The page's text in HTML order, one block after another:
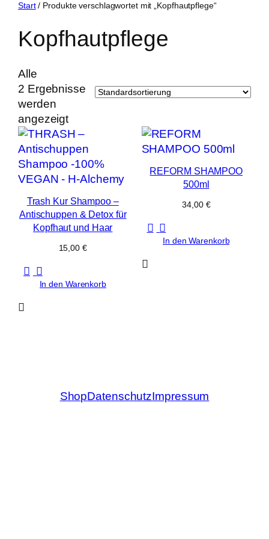
Zum
springen
Start/ Produkte verschlagwortet mit „Kopfhautpflege“
Kopfhautpflege
Alle
2 Ergebnisse
werden
angezeigt
Trash Kur Shampoo –
Antischuppen & Detox für
Kopfhaut und Haar
15,00 €
In den Warenkorb
REFORM SHAMPOO
500ml
34,00 €
In den Warenkorb
ShopDatenschutzImpressum